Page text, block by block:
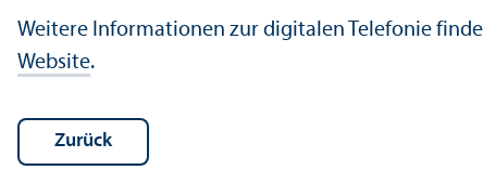
Weitere Informationen zur digitalen Telefonie
Website.
Zurück